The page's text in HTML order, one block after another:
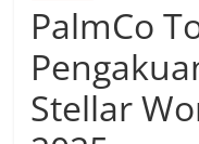
PalmCo
Stellar